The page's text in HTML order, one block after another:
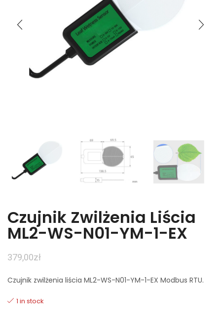
Czujnik Zwilżenia Liścia
ML2-WS-N01-YM-1-EX
379,00zł
Czujnik zwilżenia liścia ML2-WS-N01-YM-1-EX Modbus RTU.
1 in stock